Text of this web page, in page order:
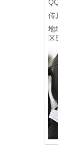
传
地
区